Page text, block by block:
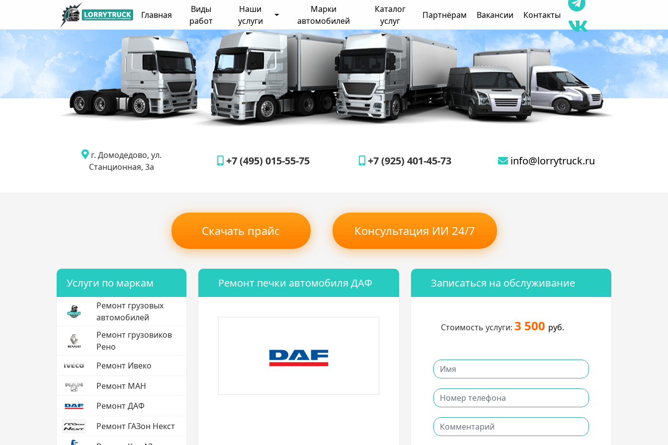
Главная
Виды
работ
Наши
услуги
Марки
автомобилей
Каталог
услуг
Партнёрам Вакансии Контакты
г. Домодедово, ул.
Станционная, 3а
+7 (495) 015-55-75 +7 (925) 401-45-73 info@lorrytruck.ru
Скачать прайс Консультация ИИ 24/7
Услуги по маркам
Ремонт грузовых
автомобилей
Ремонт грузовиков
Рено
Ремонт Ивеко
Ремонт МАН
Ремонт ДАФ
Ремонт ГАЗон Некст
Ремонт печки автомобиля ДАФ Записаться на обслуживание
Стоимость услуги: 3 500 руб.